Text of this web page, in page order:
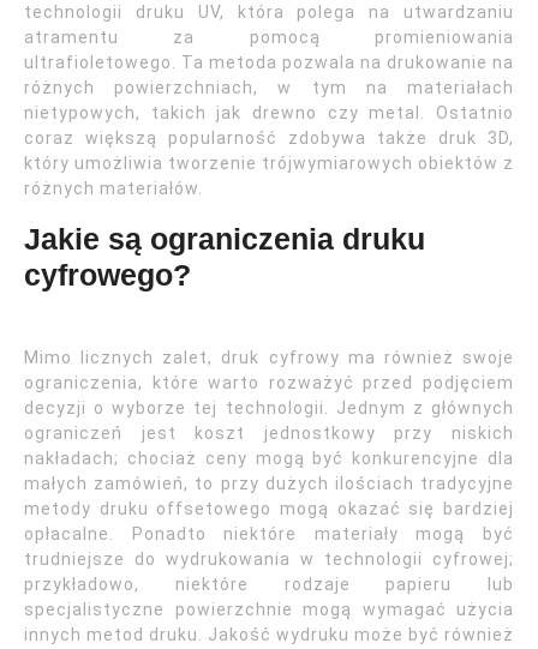
technologii druku UV, która polega na utwardzaniu
atramentu za pomocą promieniowania
ultrafioletowego. Ta metoda pozwala na drukowanie na
różnych powierzchniach, w tym na materiałach
nietypowych, takich jak drewno czy metal. Ostatnio
coraz większą popularność zdobywa także druk 3D,
który umożliwia tworzenie trójwymiarowych obiektów z
różnych materiałów.
Jakie są ograniczenia druku
cyfrowego?
Mimo licznych zalet, druk cyfrowy ma również swoje
ograniczenia, które warto rozważyć przed podjęciem
decyzji o wyborze tej technologii. Jednym z głównych
ograniczeń jest koszt jednostkowy przy niskich
nakładach; chociaż ceny mogą być konkurencyjne dla
małych zamówień, to przy dużych ilościach tradycyjne
metody druku offsetowego mogą okazać się bardziej
opłacalne. Ponadto niektóre materiały mogą być
trudniejsze do wydrukowania w technologii cyfrowej;
przykładowo, niektóre rodzaje papieru lub
specjalistyczne powierzchnie mogą wymagać użycia
innych metod druku. Jakość wydruku może być również